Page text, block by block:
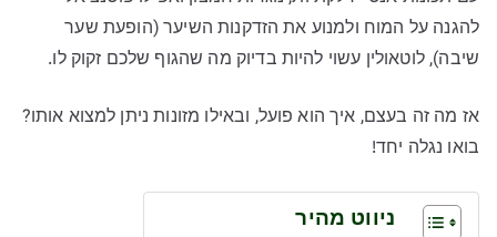
להגנה על המוח ולמנוע את הזדקנות השיער (הופעת שער
שיבה), לוטאולין עשוי להיות בדיוק מה שהגוף שלכם זקוק לו.
אז מה זה בעצם, איך הוא פועל, ובאילו מזונות ניתן למצוא אותו?
בואו נגלה יחד!
ניווט מהיר